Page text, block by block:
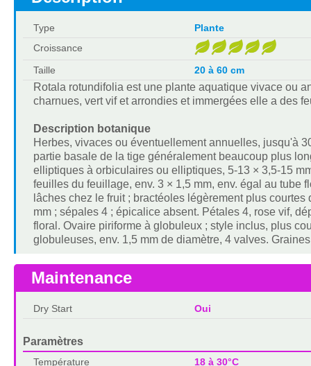
Type
Plante
Croissance
Taille
20 à 60 cm
Rotala rotundifolia est une plante aquatique vivace ou
charnues, vert vif et arrondies et immergées elle a des
Description botanique
Herbes, vivaces ou éventuellement annuelles, jusqu'à
partie basale de la tige généralement beaucoup plus
elliptiques à orbiculaires ou elliptiques, 5-13 × 3,5-15
feuilles du feuillage, env. 3 × 1,5 mm, env. égal au tube
lâches chez le fruit ; bractéoles légèrement plus
mm ; sépales 4 ; épicalice absent. Pétales 4, rose vif,
floral. Ovaire piriforme à globuleux ; style inclus, plus
globuleuses, env. 1,5 mm de diamètre, 4 valves.
Maintenance
Dry Start Oui
Paramètres
Température 18 à 30°C